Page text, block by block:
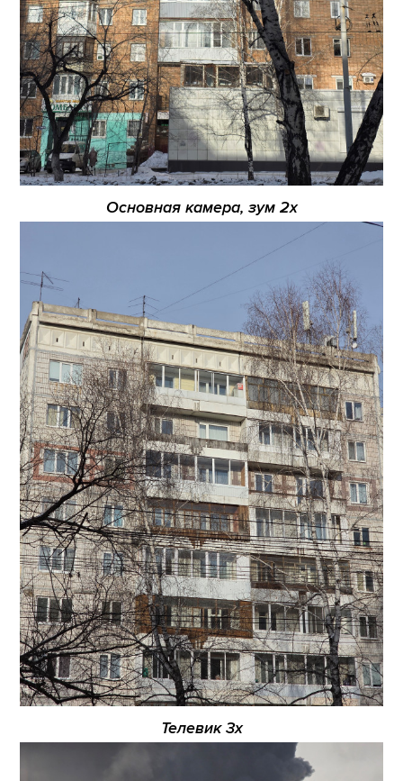
Основная камера, зум 2х
Телевик 3х